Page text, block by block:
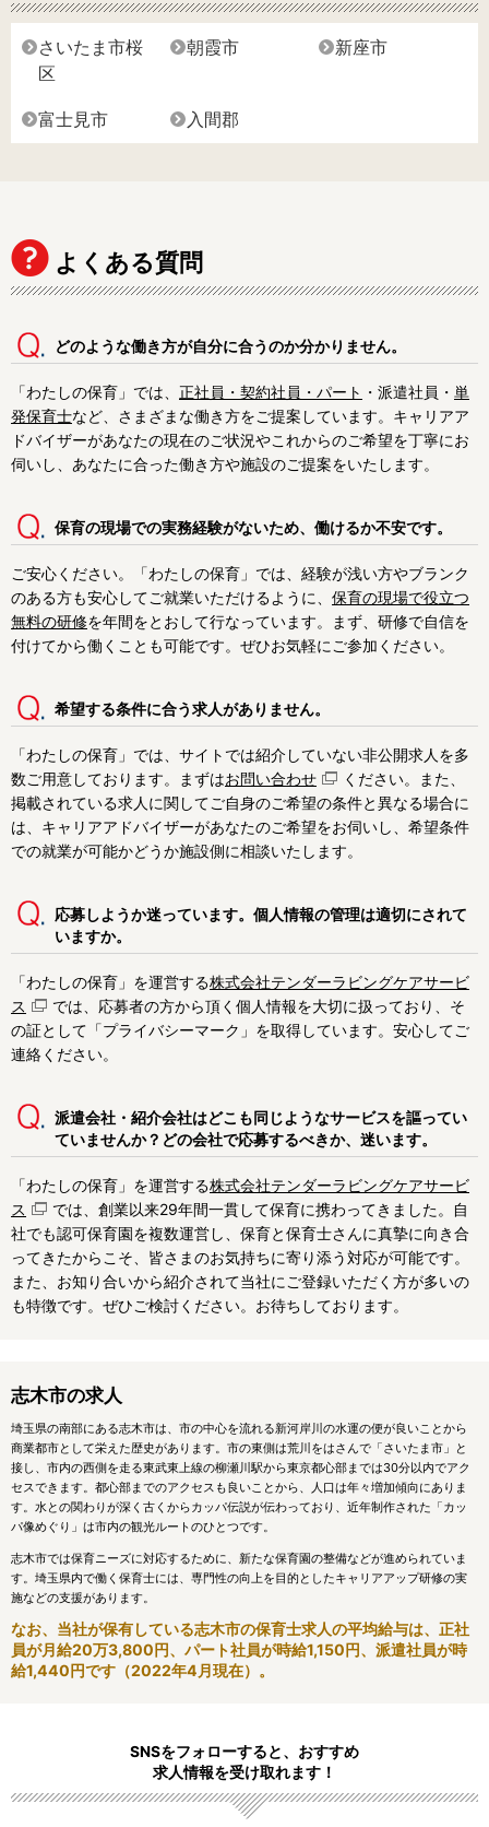
さいたま市桜
区
朝霞市 新座市
富士見市 入間郡
よくある質問
どのような働き方が自分に合うのか分かりません。
「わたしの保育」では、 正社員・契約社員・パート ・派遣社員・ 単
発保育士など、さまざまな働き方をご提案しています。キャリアア
ドバイザーがあなたの現在のご状況やこれからのご希望を丁寧にお
伺いし、あなたに合った働き方や施設のご提案をいたします。
保育の現場での実務経験がないため、働けるか不安です。
ご安心ください。「わたしの保育」では、経験が浅い方やブランク
のある方も安心してご就業いただけるように、 保育の現場で役立つ
無料の研修を年間をとおして行なっています。まず、研修で自信を
付けてから働くことも可能です。ぜひお気軽にご参加ください。
希望する条件に合う求人がありません。
「わたしの保育」では、サイトでは紹介していない非公開求人を多
数ご用意しております。まずはお問い合わせ
ください。また、
掲載されている求人に関してご自身のご希望の条件と異なる場合に
は、キャリアアドバイザーがあなたのご希望をお伺いし、希望条件
での就業が可能かどうか施設側に相談いたします。
応募しようか迷っています。個人情報の管理は適切にされて
いますか。
「わたしの保育」を運営する株式会社テンダーラビングケアサービ
ス
では、応募者の方から頂く個人情報を大切に扱っており、そ
の証として「プライバシーマーク」を取得しています。安心してご
連絡ください。
派遣会社・紹介会社はどこも同じようなサービスを謳ってい
ていませんか？どの会社で応募するべきか、迷います。
「わたしの保育」を運営する株式会社テンダーラビングケアサービ
ス
では、創業以来29年間一貫して保育に携わってきました。自
社でも認可保育園を複数運営し、保育と保育士さんに真摯に向き合
ってきたからこそ、皆さまのお気持ちに寄り添う対応が可能です。
また、お知り合いから紹介されて当社にご登録いただく方が多いの
も特徴です。ぜひご検討ください。お待ちしております。
志木市の求人
埼玉県の南部にある志木市は、市の中心を流れる新河岸川の水運の便が良いことから
商業都市として栄えた歴史があります。市の東側は荒川をはさんで「さいたま市」と
接し、市内の西側を走る東武東上線の柳瀬川駅から東京都心部までは30分以内でアク
セスできます。都心部までのアクセスも良いことから、人口は年々増加傾向にありま
す。水との関わりが深く古くからカッパ伝説が伝わっており、近年制作された「カッ
パ像めぐり」は市内の観光ルートのひとつです。
志木市では保育ニーズに対応するために、新たな保育園の整備などが進められていま
す。埼玉県内で働く保育士には、専門性の向上を目的としたキャリアアップ研修の実
施などの支援があります。
なお、当社が保有している志木市の保育士求人の平均給与は、正社
員が月給20万3,800円、パート社員が時給1,150円、派遣社員が時
給1,440円です（2022年4月現在）。
SNSをフォローすると、おすすめ
求人情報を受け取れます！